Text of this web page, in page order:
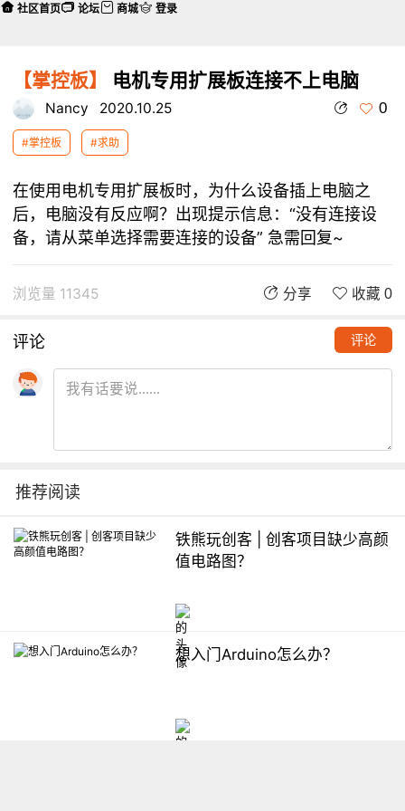
【掌控板】 电机专用扩展板连接不上电脑
Nancy 2020.10.25 0
#掌控板 #求助
在使用电机专用扩展板时，为什么设备插上电脑之
后，电脑没有反应啊？出现提示信息：“没有连接设
备，请从菜单选择需要连接的设备” 急需回复~
浏览量 11345 分享 收藏 0
评论 评论
推荐阅读
铁熊玩创客 | 创客项目缺少高颜
值电路图？
想入门Arduino怎么办？
社区首页 论坛 商城 登录